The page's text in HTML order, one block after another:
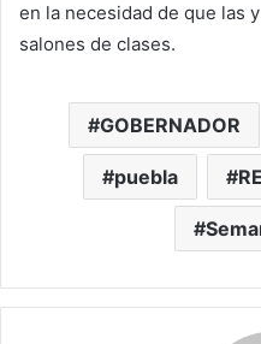
en la necesidad de que las
salones de clases.
GOBERNADOR
puebla